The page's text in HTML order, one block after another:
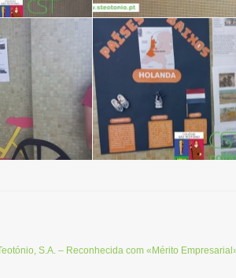
S.A. – Reconhecida com «Mérito